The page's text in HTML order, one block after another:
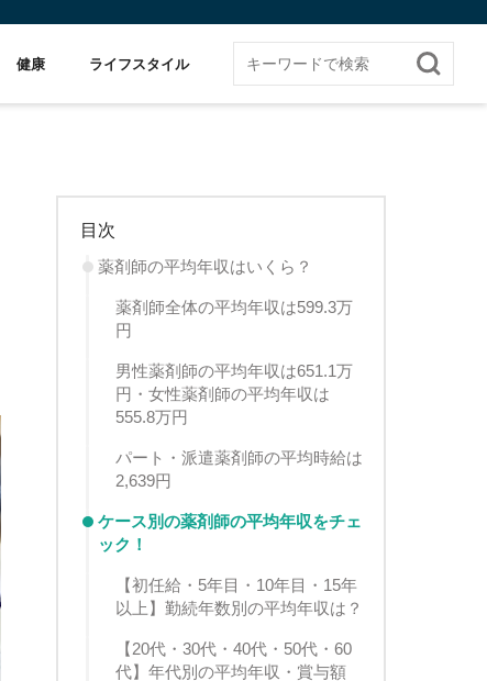
健康 ライフスタイル
目次
薬剤師の平均年収はいくら？
薬剤師全体の平均年収は599.3万
円
男性薬剤師の平均年収は651.1万
円・女性薬剤師の平均年収は
555.8万円
パート・派遣薬剤師の平均時給は
2,639円
ケース別の薬剤師の平均年収をチェ
ック！
【初任給・5年目・10年目・15年
以上】勤続年数別の平均年収は？
【20代・30代・40代・50代・60
代】年代別の平均年収・賞与額